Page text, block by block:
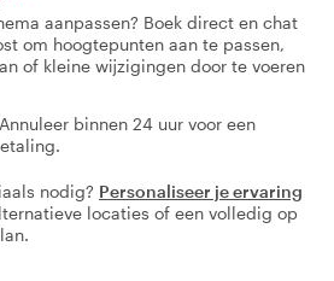
aanpassen? Boek direct en chat
om hoogtepunten aan te passen,
of kleine wijzigingen door te voeren
binnen 24 uur voor een
nodig? Personaliseer je ervaring
locaties of een volledig op